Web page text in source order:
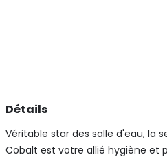
Détails
Véritable star des salle d'eau, la
Cobalt est votre allié hygiène et